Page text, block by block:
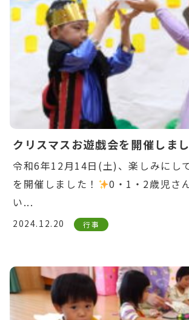
Warning: Undefined variable
/home/ikuyoukai/ikuyoukai.jp/
content/themes/aoba/lib/
box.php on line
クリスマスお遊戯会を開催しまし
令和6年12月14日(土)、楽しみにし
を開催しました！
0・1・2歳児さ
い...
2024.12.20 行事
Warning: Undefined variable
/home/ikuyoukai/ikuyoukai.jp/